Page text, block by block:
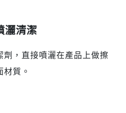
灑清潔
劑，直接噴灑在產品上做擦
質。